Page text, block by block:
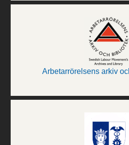
Arbetarrörelsens arkiv